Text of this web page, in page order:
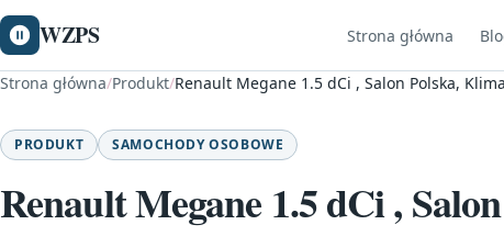
WZPS Strona główna
Strona główna/Produkt/Renault Megane 1.5 dCi , Salon Polska, Klima
PRODUKT SAMOCHODY OSOBOWE
Renault Megane 1.5 dCi ,